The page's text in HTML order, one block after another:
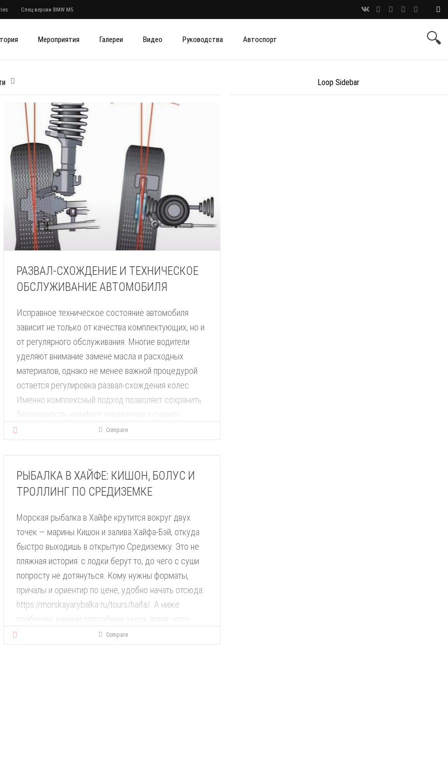
Спец-версии BMW M5
Мероприятия Галереи Видео Руководства Автоспорт
РАЗВАЛ-СХОЖДЕНИЕ И ТЕХНИЧЕСКОЕ
ОБСЛУЖИВАНИЕ АВТОМОБИЛЯ
Исправное техническое состояние автомобиля
зависит не только от качества комплектующих, но и
от регулярного обслуживания. Многие водители
уделяют внимание замене масла и расходных
материалов, однако не менее важной процедурой
остается регулировка развал-схождения колес.
Именно комплексный подход позволяет сохранить
безопасность, комфорт управления и снизить
эксплуатационные расходы.
Почему техническое обслуживание нельзя
откладывать
Плановое техническое обслуживание позволяет
своевременно обнаружить износ деталей,
предотвратить [...]
Compare
РЫБАЛКА В ХАЙФЕ: КИШОН, БОЛУС И
ТРОЛЛИНГ ПО СРЕДИЗЕМКЕ
Морская рыбалка в Хайфе крутится вокруг двух
точек — марины Кишон и залива Хайфа-Бэй, откуда
быстро выходишь в открытую Средиземку. Это не
пляжная история: с лодки берут то, до чего с суши
попросту не дотянуться. Кому нужны форматы,
причалы и ориентир по цене, удобно начать отсюда:
https://morskayarybalka.ru/tours/haifa/. А ниже
разберём, какими способами здесь ловят, кого
реально поднять и о чём спросить до брони.
Compare
Loop Sidebar